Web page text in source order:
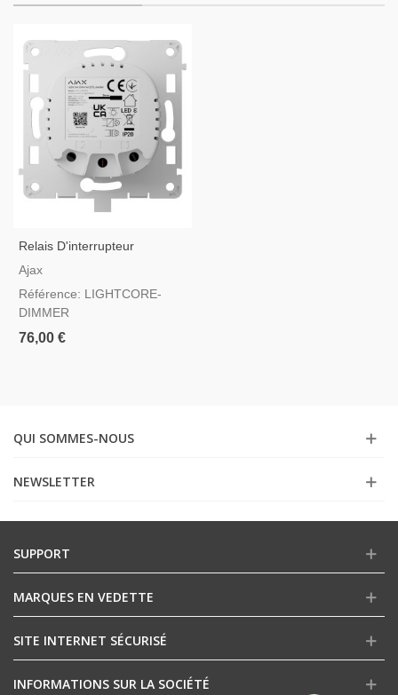
Relais D'interrupteur
D'éclairage Intelligent
Ajax
Référence: LIGHTCORE-
DIMMER
76,00 €
QUI SOMMES-NOUS
NEWSLETTER
SUPPORT
MARQUES EN VEDETTE
SITE INTERNET SÉCURISÉ
INFORMATIONS SUR LA SOCIÉTÉ